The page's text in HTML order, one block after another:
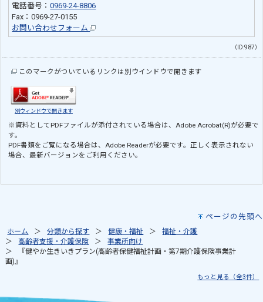
電話番号：0969-24-8806
Fax：0969-27-0155
お問い合わせフォーム
（ID:987）
このマークがついているリンクは別ウインドウで開きます
別ウィンドウで開きます
※資料としてPDFファイルが添付されている場合は、Adobe Acrobat(R)が必要で
す。
PDF書類をご覧になる場合は、Adobe Readerが必要です。正しく表示されない
場合、最新バージョンをご利用ください。
ページの先頭へ
ホーム 分類から探す 健康・福祉
福祉・介護
高齢者支援・介護保険
事業所向け
『健やか生きいきプラン(高齢者保健福祉計画・第7期介護保険事業計
画)』
もっと見る（全3件）